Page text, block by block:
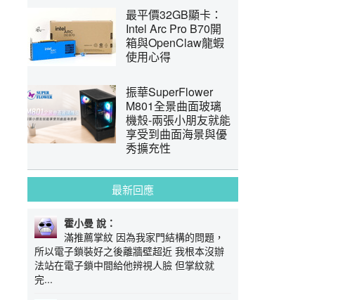
最平價32GB顯卡：
Intel Arc Pro B70開
箱與OpenClaw龍蝦
使用心得
振華SuperFlower
M801全景曲面玻璃
機殼-兩張小朋友就能
享受到曲面海景與優
秀擴充性
最新回應
霍小曼 說：
滿推薦掌紋 因為我家門結構的問題，
所以電子鎖裝好之後離牆壁超近 我根本沒辦
法站在電子鎖中間給他辨視人臉 但掌紋就
完...